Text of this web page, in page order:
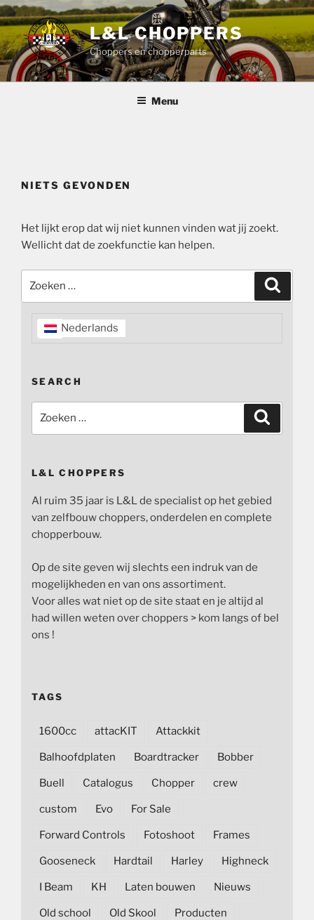
Ga
naar
de
inhoud
L&L CHOPPERS
Choppers en chopperparts
Menu
NIETS GEVONDEN
Het lijkt erop dat wij niet kunnen vinden wat jij zoekt.
Wellicht dat de zoekfunctie kan helpen.
naar:
Nederlands
SEARCH
naar:
L&L CHOPPERS
Al ruim 35 jaar is L&L de specialist op het gebied
van zelfbouw choppers, onderdelen en complete
chopperbouw.
Op de site geven wij slechts een indruk van de
mogelijkheden en van ons assortiment.
Voor alles wat niet op de site staat en je altijd al
had willen weten over choppers > kom langs of bel
ons !
TAGS
1600cc attacKIT Attackkit
Balhoofdplaten Boardtracker Bobber
Buell Catalogus Chopper crew
custom Evo For Sale
Forward Controls Fotoshoot Frames
Gooseneck Hardtail Harley Highneck
I Beam KH Laten bouwen Nieuws
Old school Old Skool Producten